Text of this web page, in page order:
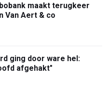
maakt terugkeer
Van Aert & co
ging door ware hel:
afgehakt"